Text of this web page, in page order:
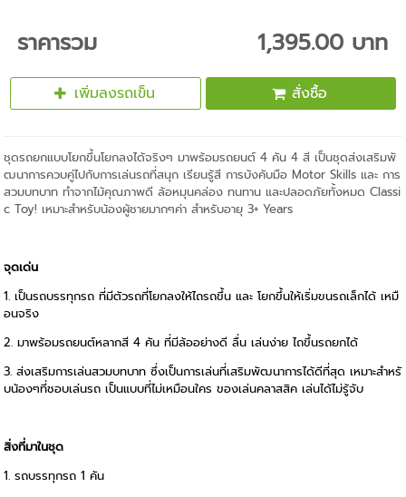
ราคารวม 1,395.00 บาท
เพิ่มลงรถเข็น สั่งซื้อ
ชุดรถยกแบบโยกขึ้นโยกลงได้จริงๆ มาพร้อมรถยนต์ 4 คัน 4 สี เป็นชุดส่งเสริมพั
ฒนาการควบคู่ไปกับการเล่นรถที่สนุก เรียนรู้สี การบังคับมือ Motor Skills และ การ
สวมบทบาท ทำจากไม้คุณภาพดี ล้อหมุนคล่อง ทนทาน และปลอดภัยทั้งหมด Classi
c Toy! เหมาะสำหรับน้องผู้ชายมากๆค่า สำหรับอายุ 3+ Years
จุดเด่น
1. เป็นรถบรรทุกรถ ที่มีตัวรถที่โยกลงให้ไถรถขึ้น และ โยกขึ้นให้เริ่มขนรถเล็กได้ เหมื
อนจริง
2. มาพร้อมรถยนต์หลากสี 4 คัน ที่มีล้ออย่างดี ลื่น เล่นง่าย ไถขึ้นรถยกได้
3. ส่งเสริมการเล่นสวมบทบาท ซึ่งเป็นการเล่นที่เสริมพัฒนาการได้ดีที่สุด เหมาะสำหรั
บน้องๆที่ชอบเล่นรถ เป็นแบบที่ไม่เหมือนใคร ของเล่นคลาสสิค เล่นได้ไม่รู้จับ
สิ่งที่มาในชุด
1. รถบรรทุกรถ 1 คัน